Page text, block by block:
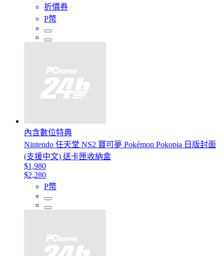
折價券
P幣
內含數位特典
Nintendo 任天堂 NS2 寶可夢 Pokémon Pokopia 日版封面
(支援中文) 送卡匣收納盒
$1,980
$2,280
P幣